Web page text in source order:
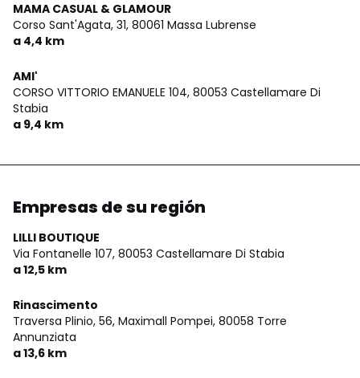
MAMA CASUAL & GLAMOUR
Corso Sant'Agata, 31, 80061 Massa Lubrense
a 4,4 km
AMI'
CORSO VITTORIO EMANUELE 104, 80053 Castellamare Di
Stabia
a 9,4 km
Empresas de su región
LILLI BOUTIQUE
Via Fontanelle 107, 80053 Castellamare Di Stabia
a 12,5 km
Rinascimento
Traversa Plinio, 56, Maximall Pompei, 80058 Torre
Annunziata
a 13,6 km